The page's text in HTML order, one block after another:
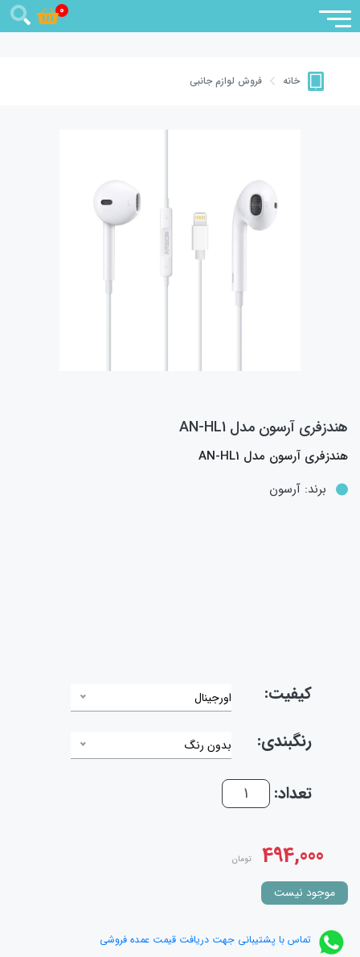
0
خانه فروش لوازم جانبی
هندزفری آرسون مدل AN-HL1
هندزفری آرسون مدل AN-HL1
برند:آرسون
کیفیت: اورجینال
رنگبندی: بدون رنگ
تعداد:
494,000 تومان
موجود نیست
تماس با پشتیبانی جهت دریافت قیمت عمده فروشی